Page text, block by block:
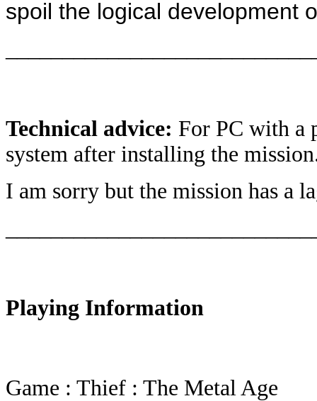
spoil the logical development
Technical advice: For PC with a
system after installing the
I am sorry but the mission has a
Playing Information
Game : Thief : The Metal Age